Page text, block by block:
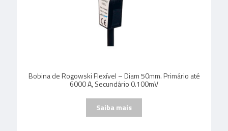
Bobina de Rogowski Flexível – Diam 50mm. Primário até
6000 A, Secundário 0.100mV